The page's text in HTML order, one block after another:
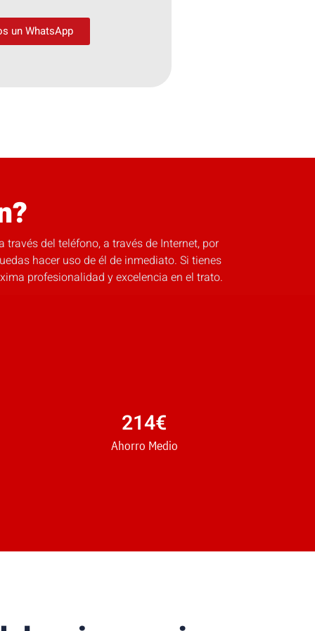
un WhatsApp
del teléfono, a través de Internet, por
hacer uso de él de inmediato. Si tienes
profesionalidad y excelencia en el trato.
Ahorro Medio
214€